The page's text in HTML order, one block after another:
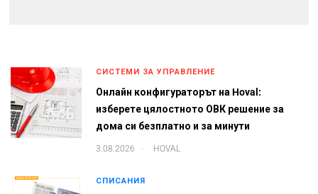
СИСТЕМИ ЗА УПРАВЛЕНИЕ
Онлайн конфигураторът на Hoval:
изберете цялостното ОВК решение за
дома си безплатно и за минути
3.08.2026 HOVAL
СПИСАНИЯ